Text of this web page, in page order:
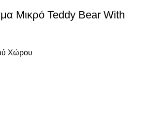
Μικρό Teddy Bear With
Χώρου